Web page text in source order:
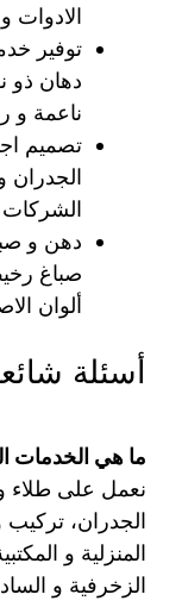
الادوات
توفير
دهان ذو
ناعمة و
تصميم
الجدران
الشركات
دهن و
صباغ
ألوان
أسئلة
ما هي الخدمات
نعمل على طلاء
الجدران،
المنزلية و
الزخرفية و